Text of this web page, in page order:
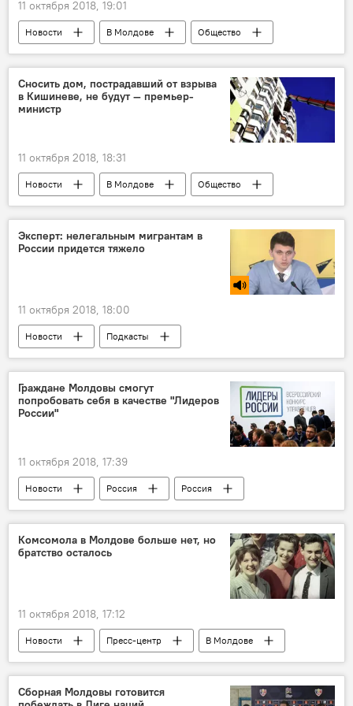
11 октября 2018, 19:01
Новости В Молдове
Общество
Кишинев
Республика Молдова
опасность
родители
мнения
врачи
прививки
эффективность
Сносить дом, пострадавший от взрыва
в Кишиневе, не будут — премьер-
министр
11 октября 2018, 18:31
Новости В Молдове
Общество
Кишинев
Республика Молдова
происшествие
газовый баллон
Эксперт: нелегальным мигрантам в
России придется тяжело
11 октября 2018, 18:00
Новости
Подкасты
Сказано в эфире
В Молдове
Республика Молдова
Дмитрий Михайлов
Граждане Молдовы смогут
попробовать себя в качестве "Лидеров
России"
11 октября 2018, 17:39
Новости Россия
Россия
Москва
Сергей Кириенко
граждане Молдовы
Комсомола в Молдове больше нет, но
братство осталось
11 октября 2018, 17:12
Новости Пресс-центр
В Молдове
Общество
СССР
МССР
Григорий Кушнир
Сборная Молдовы готовится